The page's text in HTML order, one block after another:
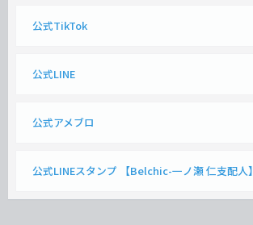
公式TikTok
公式LINE
公式アメブロ
公式LINEスタンプ 【Belchic-一ノ瀬 仁支配人】